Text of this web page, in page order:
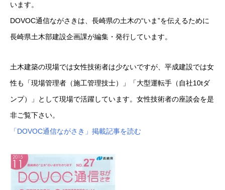
います。
DOVOC通信ながさきは、長崎県の土木の“いま”を伝えるために
長崎県土木部建設企画課が編集・発行しています。
土木建築の現場では女性技術者は少ないですが、平成建設では女
性も「現場管理者（施工管理技士）」「大型運転手（自社10tダ
ンプ）」として現場で活躍しています。女性技術者の座談会を是
非ご覧下さい。
「DOVOC通信ながさき」掲載記事を読む